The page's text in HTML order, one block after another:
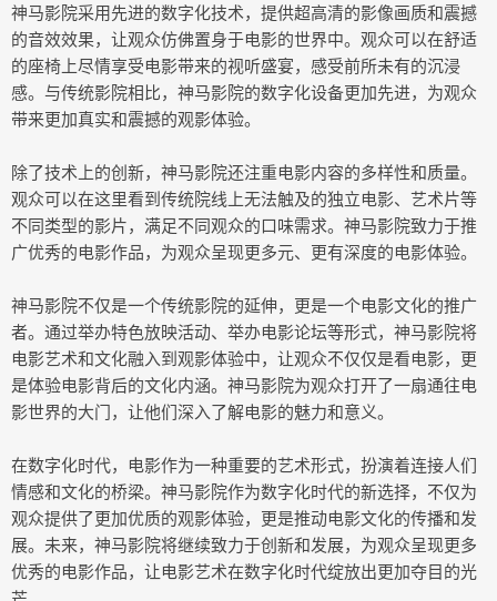
神马影院采用先进的数字化技术，提供超高清的影像画质和震撼
的音效效果，让观众仿佛置身于电影的世界中。观众可以在舒适
的座椅上尽情享受电影带来的视听盛宴，感受前所未有的沉浸
感。与传统影院相比，神马影院的数字化设备更加先进，为观众
带来更加真实和震撼的观影体验。
除了技术上的创新，神马影院还注重电影内容的多样性和质量。
观众可以在这里看到传统院线上无法触及的独立电影、艺术片等
不同类型的影片，满足不同观众的口味需求。神马影院致力于推
广优秀的电影作品，为观众呈现更多元、更有深度的电影体验。
神马影院不仅是一个传统影院的延伸，更是一个电影文化的推广
者。通过举办特色放映活动、举办电影论坛等形式，神马影院将
电影艺术和文化融入到观影体验中，让观众不仅仅是看电影，更
是体验电影背后的文化内涵。神马影院为观众打开了一扇通往电
影世界的大门，让他们深入了解电影的魅力和意义。
在数字化时代，电影作为一种重要的艺术形式，扮演着连接人们
情感和文化的桥梁。神马影院作为数字化时代的新选择，不仅为
观众提供了更加优质的观影体验，更是推动电影文化的传播和发
展。未来，神马影院将继续致力于创新和发展，为观众呈现更多
优秀的电影作品，让电影艺术在数字化时代绽放出更加夺目的光